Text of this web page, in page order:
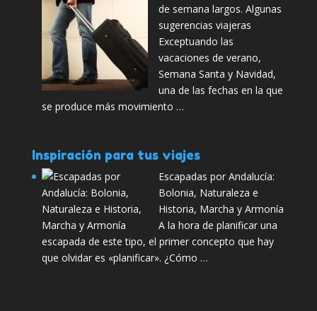
de semana largos. Algunas
sugerencias viajeras
Exceptuando las
vacaciones de verano,
Semana Santa y Navidad,
una de las fechas en la que
se produce más movimiento …
Inspiración para tus viajes
Escapadas por Andalucía:
Bolonia, Naturaleza e
Historia, Marcha y Armonía
A la hora de planificar una
escapada de este tipo, el primer concepto que hay
que olvidar es «planificar». ¿Cómo …